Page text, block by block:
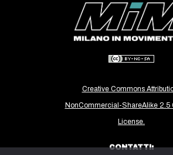
Creative Commons
NonCommercial-ShareAlike 2.5
License.
CONTATTI: